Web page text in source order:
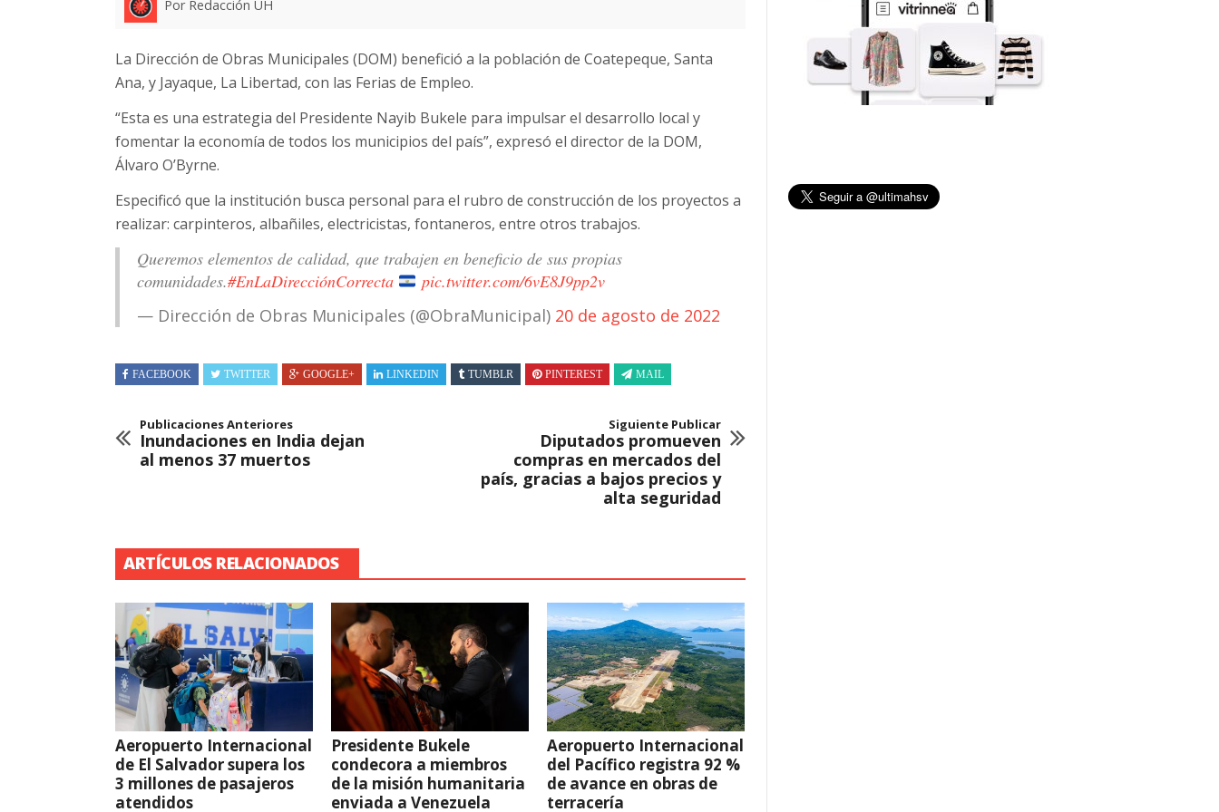
Por Redacción UH
La Dirección de Obras Municipales (DOM) benefició a la población de Coatepeque, Santa
Ana, y Jayaque, La Libertad, con las Ferias de Empleo.
“Esta es una estrategia del Presidente Nayib Bukele para impulsar el desarrollo local y
fomentar la economía de todos los municipios del país”, expresó el director de la DOM,
Álvaro O’Byrne.
Especificó que la institución busca personal para el rubro de construcción de los proyectos a
realizar: carpinteros, albañiles, electricistas, fontaneros, entre otros trabajos.
Queremos elementos de calidad, que trabajen en beneficio de sus propias
comunidades.#EnLaDirecciónCorrecta
pic.twitter.com/6vE8J9pp2v
— Dirección de Obras Municipales (@ObraMunicipal) 20 de agosto de 2022
FACEBOOK TWITTER GOOGLE+ LINKEDIN TUMBLR PINTEREST MAIL
Publicaciones Anteriores
Inundaciones en India dejan
al menos 37 muertos
Siguiente Publicar
Diputados promueven
compras en mercados del
país, gracias a bajos precios y
alta seguridad
ARTÍCULOS RELACIONADOS
Aeropuerto Internacional
de El Salvador supera los
3 millones de pasajeros
atendidos
Presidente Bukele
condecora a miembros
de la misión humanitaria
enviada a Venezuela
Aeropuerto Internacional
del Pacífico registra 92 %
de avance en obras de
terracería